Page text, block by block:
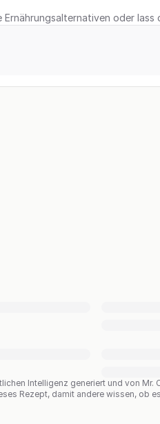
oder lass
Intelligenz generiert und von
Rezept, damit andere wissen, ob